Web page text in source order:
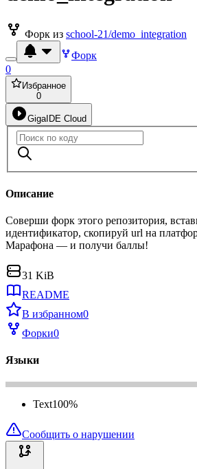
Форк из school-21/demo_integration
Форк
0
Избранное
0
GigaIDE Cloud
Описание
Соверши форк этого репозитория,
идентификатор, скопируй url на
Марафона — и получи баллы!
31 KiB
README
В избранном0
Форки0
Языки
Text100%
Сообщить о нарушении